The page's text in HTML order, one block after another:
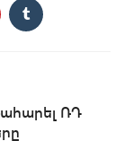
ՌԴ